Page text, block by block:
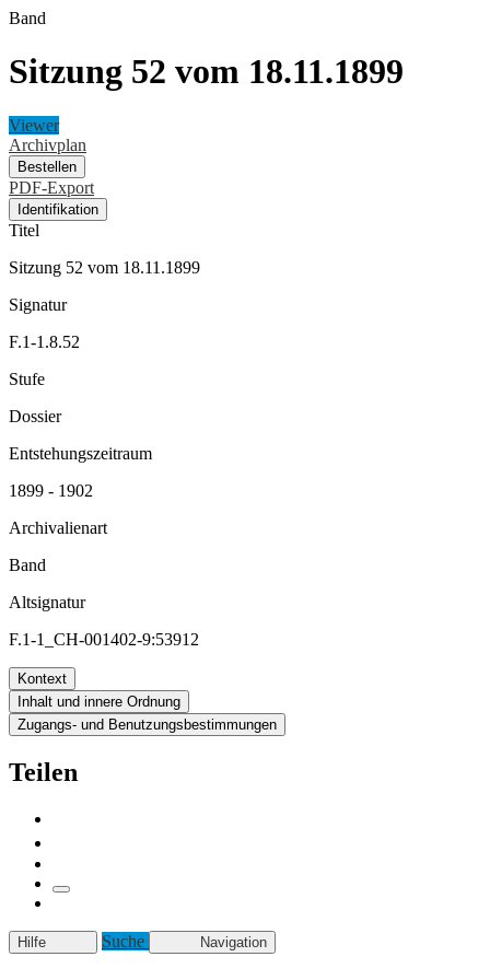
Band
Sitzung 52 vom 18.11.1899
Viewer
Archivplan
Bestellen
PDF-Export
Identifikation
Titel
Sitzung 52 vom 18.11.1899
Signatur
F.1-1.8.52
Stufe
Dossier
Entstehungszeitraum
1899 - 1902
Archivalienart
Band
Altsignatur
F.1-1_CH-001402-9:53912
Kontext
Inhalt und innere Ordnung
Zugangs- und Benutzungsbestimmungen
Teilen
Hilfe Suche Navigation